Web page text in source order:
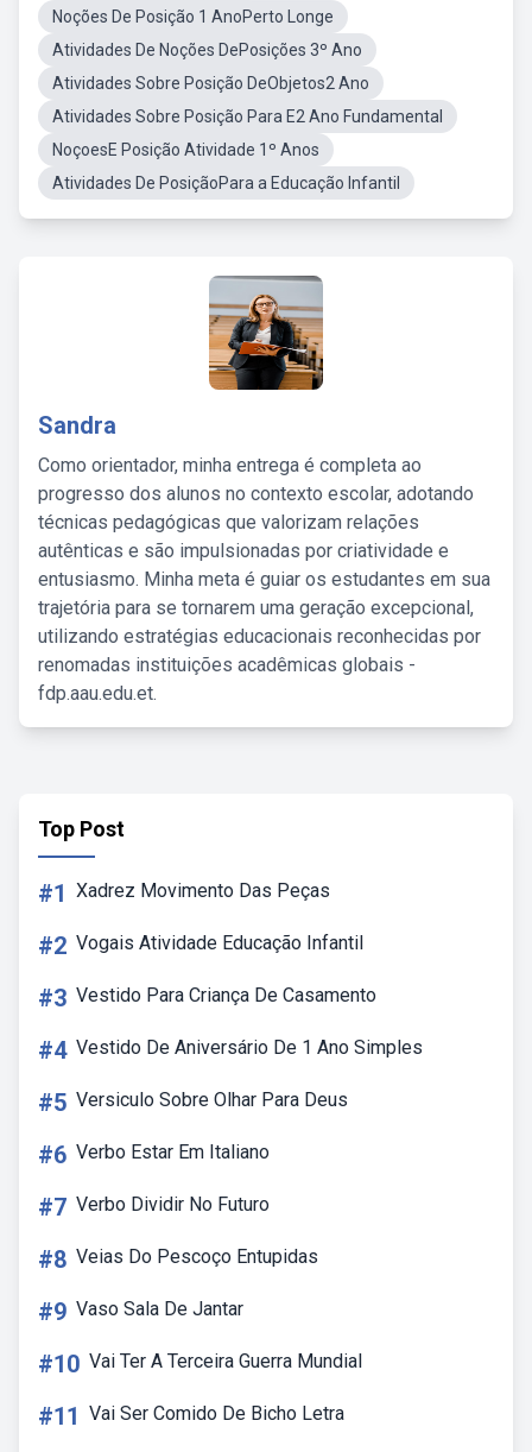
Noções De Posição 1 AnoPerto Longe
Atividades De Noções DePosições 3º Ano
Atividades Sobre Posição DeObjetos2 Ano
Atividades Sobre Posição Para E2 Ano Fundamental
NoçoesE Posição Atividade 1º Anos
Atividades De PosiçãoPara a Educação Infantil
Sandra
Como orientador, minha entrega é completa ao
progresso dos alunos no contexto escolar, adotando
técnicas pedagógicas que valorizam relações
autênticas e são impulsionadas por criatividade e
entusiasmo. Minha meta é guiar os estudantes em sua
trajetória para se tornarem uma geração excepcional,
utilizando estratégias educacionais reconhecidas por
renomadas instituições acadêmicas globais -
fdp.aau.edu.et.
Top Post
#1 Xadrez Movimento Das Peças
#2 Vogais Atividade Educação Infantil
#3 Vestido Para Criança De Casamento
#4 Vestido De Aniversário De 1 Ano Simples
#5 Versiculo Sobre Olhar Para Deus
#6 Verbo Estar Em Italiano
#7 Verbo Dividir No Futuro
#8 Veias Do Pescoço Entupidas
#9 Vaso Sala De Jantar
#10 Vai Ter A Terceira Guerra Mundial
#11 Vai Ser Comido De Bicho Letra